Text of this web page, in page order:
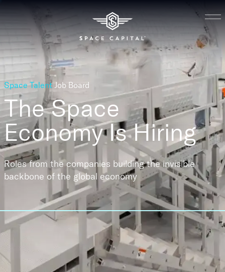
Space Talent Job Board
The Space
EconomyIs Hiring
Roles from the companies building the invisible
backbone of the global economy